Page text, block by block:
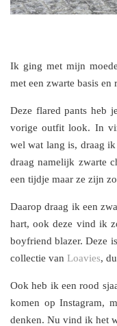
Ik ging met mijn
met een zwarte basis en
Deze flared pants heb
vorige outfit look. In
wel wat lang is, draag
draag namelijk zwarte
een tijdje maar ze zijn
Daarop draag ik een
hart, ook deze vind ik
boyfriend blazer. Deze
collectie van Loavies,
Ook heb ik een rood
komen op Instagram,
denken. Nu vind ik het